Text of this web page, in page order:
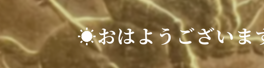
ダイヤモンド・宝石類
時計・ブランド品
その他買取品目
☀️おはようございま